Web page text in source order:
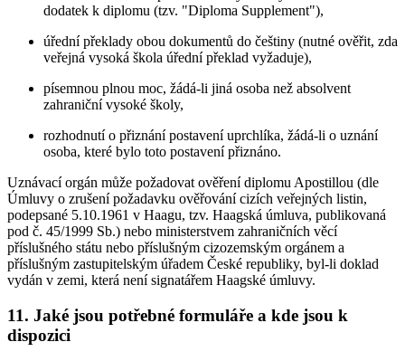
dodatek k diplomu (tzv. "Diploma Supplement"),
úřední překlady obou dokumentů do češtiny (nutné ověřit, zda
veřejná vysoká škola úřední překlad vyžaduje),
písemnou plnou moc, žádá-li jiná osoba než absolvent
zahraniční vysoké školy,
rozhodnutí o přiznání postavení uprchlíka, žádá-li o uznání
osoba, které bylo toto postavení přiznáno.
Uznávací orgán může požadovat ověření diplomu Apostillou (dle
Úmluvy o zrušení požadavku ověřování cizích veřejných listin,
podepsané 5.10.1961 v Haagu, tzv. Haagská úmluva, publikovaná
pod č. 45/1999 Sb.) nebo ministerstvem zahraničních věcí
příslušného státu nebo příslušným cizozemským orgánem a
příslušným zastupitelským úřadem České republiky, byl-li doklad
vydán v zemi, která není signatářem Haagské úmluvy.
11. Jaké jsou potřebné formuláře a kde jsou k
dispozici